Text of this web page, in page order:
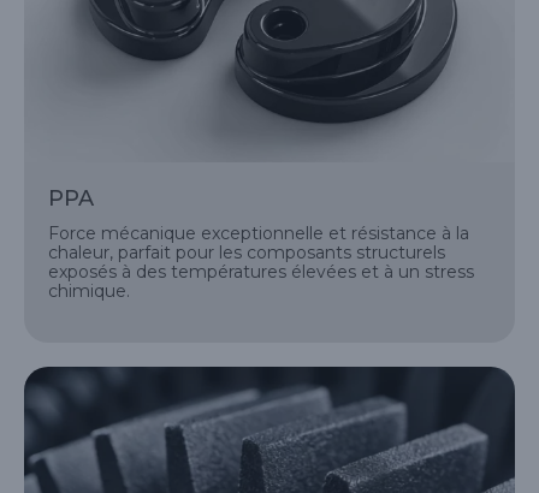
PPA
Force mécanique exceptionnelle et résistance à la
chaleur, parfait pour les composants structurels
exposés à des températures élevées et à un stress
chimique.